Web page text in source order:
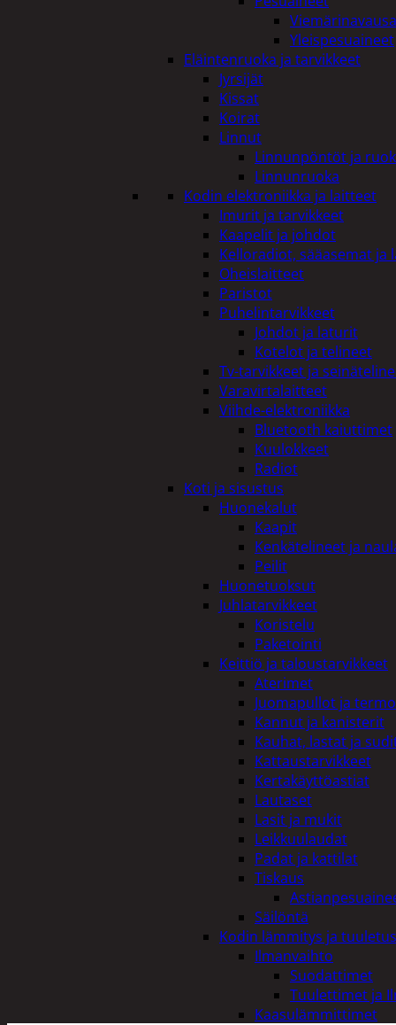
Yleispesuaineet
Eläintenruoka ja tarvikkeet
Jyrsijät
Kissat
Koirat
Linnut
Linnunpöntöt ja
Linnunruoka
Kodin elektroniikka ja laitteet
Imurit ja tarvikkeet
Kaapelit ja johdot
Kelloradiot, sääasemat
Oheislaitteet
Paristot
Puhelintarvikkeet
Johdot ja laturit
Kotelot ja telineet
Tv-tarvikkeet ja
Varavirtalaitteet
Viihde-elektroniikka
Bluetooth kaiuttimet
Kuulokkeet
Radiot
Koti ja sisustus
Huonekalut
Kaapit
Kenkätelineet ja
Peilit
Huonetuoksut
Juhlatarvikkeet
Koristelu
Paketointi
Keittiö ja taloustarvikkeet
Aterimet
Juomapullot ja
Kannut ja kanisterit
Kauhat, lastat ja
Kattaustarvikkeet
Kertakäyttöastiat
Lautaset
Lasit ja mukit
Leikkuulaudat
Padat ja kattilat
Tiskaus
Säilöntä
Kodin lämmitys ja tuuletus
Ilmanvaihto
Suodattimet
Tuulettimet ja
Kaasulämmittimet